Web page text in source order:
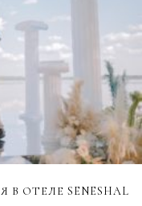
ОТЕЛЕ SENESHAL